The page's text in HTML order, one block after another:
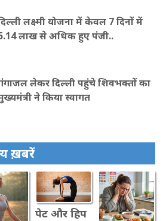
लक्ष्मी योजना में केवल 7 दिनों में
लाख से अधिक हुए पंजी..
लेकर दिल्ली पहुंचे शिवभक्तों का
ने किया स्वागत
ख़बरें
पेट और हिप